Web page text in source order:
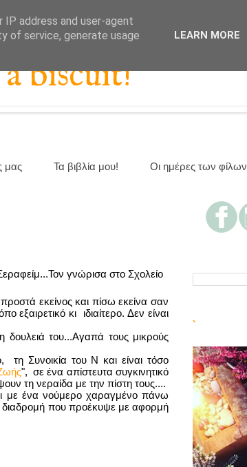
biscuit!
μας Τα βιβλία μου! Οι ημέρες των φίλων
γνώρισα στο Σχολείο
εκείνος και πίσω εκείνα σαν
κι ιδιαίτερο. Δεν είναι
δουλειά του...Αγαπά τους μικρούς
τη Συνοικία του N και είναι τόσο
", σε ένα απίστευτα συγκινητικό
τη νεραίδα με την πίστη τους....
με ένα νούμερο χαραγμένο πάνω
διαδρομή που προέκυψε με αφορμή
`
address and user-agent
of service, generate usage
LEARN MORE